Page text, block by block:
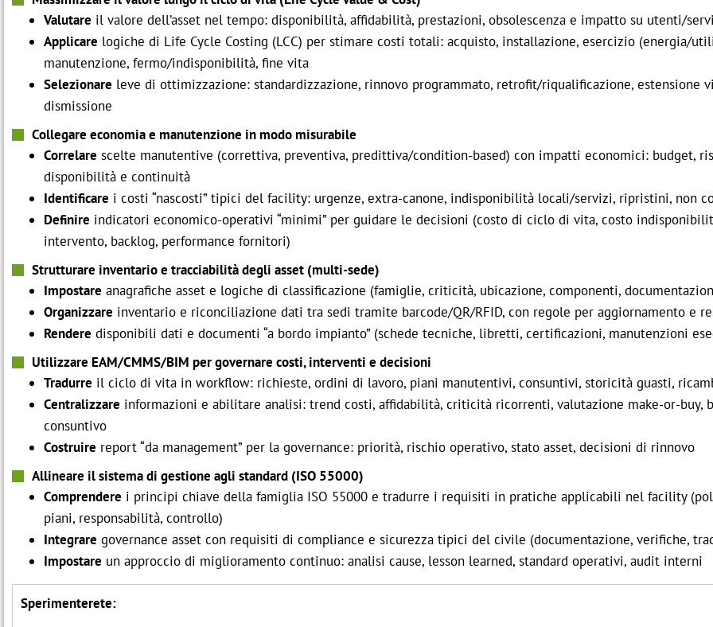
Valutare il valore dell’asset nel tempo: disponibilità, affidabilità, prestazioni, obsolescenza e impatto su utenti/
Applicare logiche di Life Cycle Costing (LCC) per stimare costi totali: acquisto, installazione, esercizio (energia/
manutenzione, fermo/indisponibilità, fine vita
Selezionare leve di ottimizzazione: standardizzazione, rinnovo programmato, retrofit/riqualificazione, estensione
dismissione
Collegare economia e manutenzione in modo misurabile
Correlare scelte manutentive (correttiva, preventiva, predittiva/condition-based) con impatti economici: budget,
disponibilità e continuità
Identificare i costi “nascosti” tipici del facility: urgenze, extra-canone, indisponibilità locali/servizi, ripristini, non
Definire indicatori economico-operativi “minimi” per guidare le decisioni (costo di ciclo di vita, costo
intervento, backlog, performance fornitori)
Strutturare inventario e tracciabilità degli asset (multi-sede)
Impostare anagrafiche asset e logiche di classificazione (famiglie, criticità, ubicazione, componenti,
Organizzare inventario e riconciliazione dati tra sedi tramite barcode/QR/RFID, con regole per aggiornamento e
Rendere disponibili dati e documenti “a bordo impianto” (schede tecniche, libretti, certificazioni, manutenzioni
Utilizzare EAM/CMMS/BIM per governare costi, interventi e decisioni
Tradurre il ciclo di vita in workflow: richieste, ordini di lavoro, piani manutentivi, consuntivi, storicità guasti,
Centralizzare informazioni e abilitare analisi: trend costi, affidabilità, criticità ricorrenti, valutazione make-or-buy,
consuntivo
Costruire report “da management” per la governance: priorità, rischio operativo, stato asset, decisioni di rinnovo
Allineare il sistema di gestione agli standard (ISO 55000)
Comprendere i principi chiave della famiglia ISO 55000 e tradurre i requisiti in pratiche applicabili nel facility
piani, responsabilità, controllo)
Integrare governance asset con requisiti di compliance e sicurezza tipici del civile (documentazione, verifiche,
Impostare un approccio di miglioramento continuo: analisi cause, lesson learned, standard operativi, audit interni
Sperimenterete: